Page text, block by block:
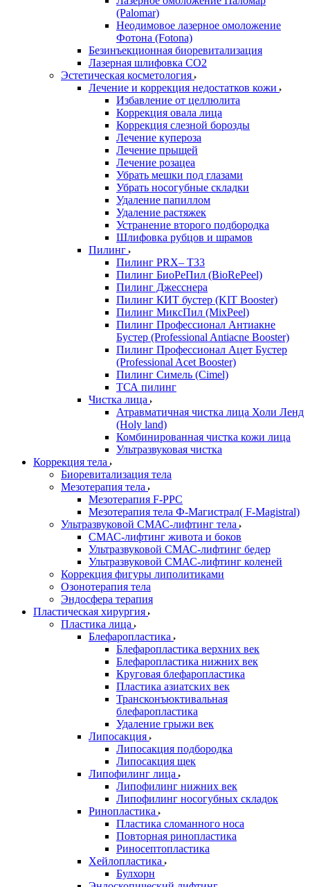
(Palomar)
Неодимовое лазерное омоложение
Фотона (Fotona)
Безинъекционная биоревитализация
Лазерная шлифовка СО2
Эстетическая косметология
Лечение и коррекция недостатков кожи
Избавление от целлюлита
Коррекция овала лица
Коррекция слезной борозды
Лечение купероза
Лечение прыщей
Лечение розацеа
Убрать мешки под глазами
Убрать носогубные складки
Удаление папиллом
Удаление растяжек
Устранение второго подбородка
Шлифовка рубцов и шрамов
Пилинг
Пилинг PRX– T33
Пилинг БиоРеПил (BioRePeel)
Пилинг Джесснера
Пилинг КИТ бустер (KIT Booster)
Пилинг МиксПил (MixPeel)
Пилинг Профессионал Антиакне
Бустер (Professional Antiacne Вooster)
Пилинг Профессионал Ацет Бустер
(Professional Acet Booster)
Пилинг Симель (Cimel)
ТСА пилинг
Чистка лица
Атравматичная чистка лица Холи Ленд
(Holy land)
Комбинированная чистка кожи лица
Ультразвуковая чистка
Коррекция тела
Биоревитализация тела
Мезотерапия тела
Мезотерапия F-PPC
Мезотерапия тела Ф-Магистрал( F-Magistral)
Ультразвуковой СМАС-лифтинг тела
СМАС-лифтинг живота и боков
Ультразвуковой СМАС-лифтинг бедер
Ультразвуковой СМАС-лифтинг коленей
Коррекция фигуры липолитиками
Озонотерапия тела
Эндосфера терапия
Пластическая хирургия
Пластика лица
Блефаропластика
Блефаропластика верхних век
Блефаропластика нижних век
Круговая блефаропластика
Пластика азиатских век
Трансконъюктивальная
блефаропластика
Удаление грыжи век
Липосакция
Липосакция подбородка
Липосакция щек
Липофилинг лица
Липофилинг нижних век
Липофилинг носогубных складок
Ринопластика
Пластика сломанного носа
Повторная ринопластика
Риносептопластика
Хейлопластика
Булхорн